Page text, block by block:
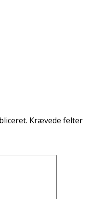
Krævede felter